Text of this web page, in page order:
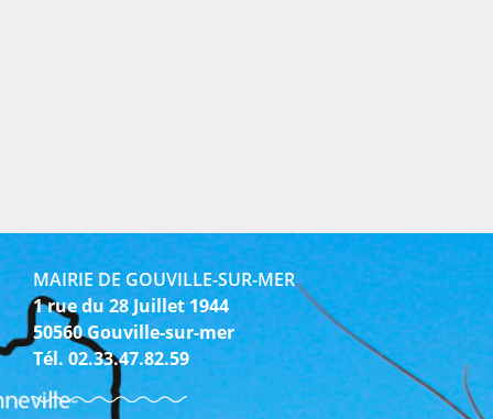
MAIRIE DE GOUVILLE-SUR-MER
1 rue du 28 Juillet 1944
50560 Gouville-sur-mer
Tél. 02.33.47.82.59